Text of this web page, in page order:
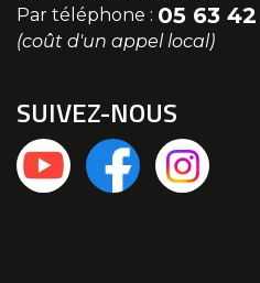
Par téléphone : 05 63
(coût d'un appel local)
SUIVEZ-NOUS